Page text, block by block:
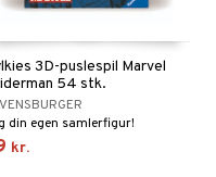
3D-puslespil Marvel
54 stk.
din egen samlerfigur!
kr.